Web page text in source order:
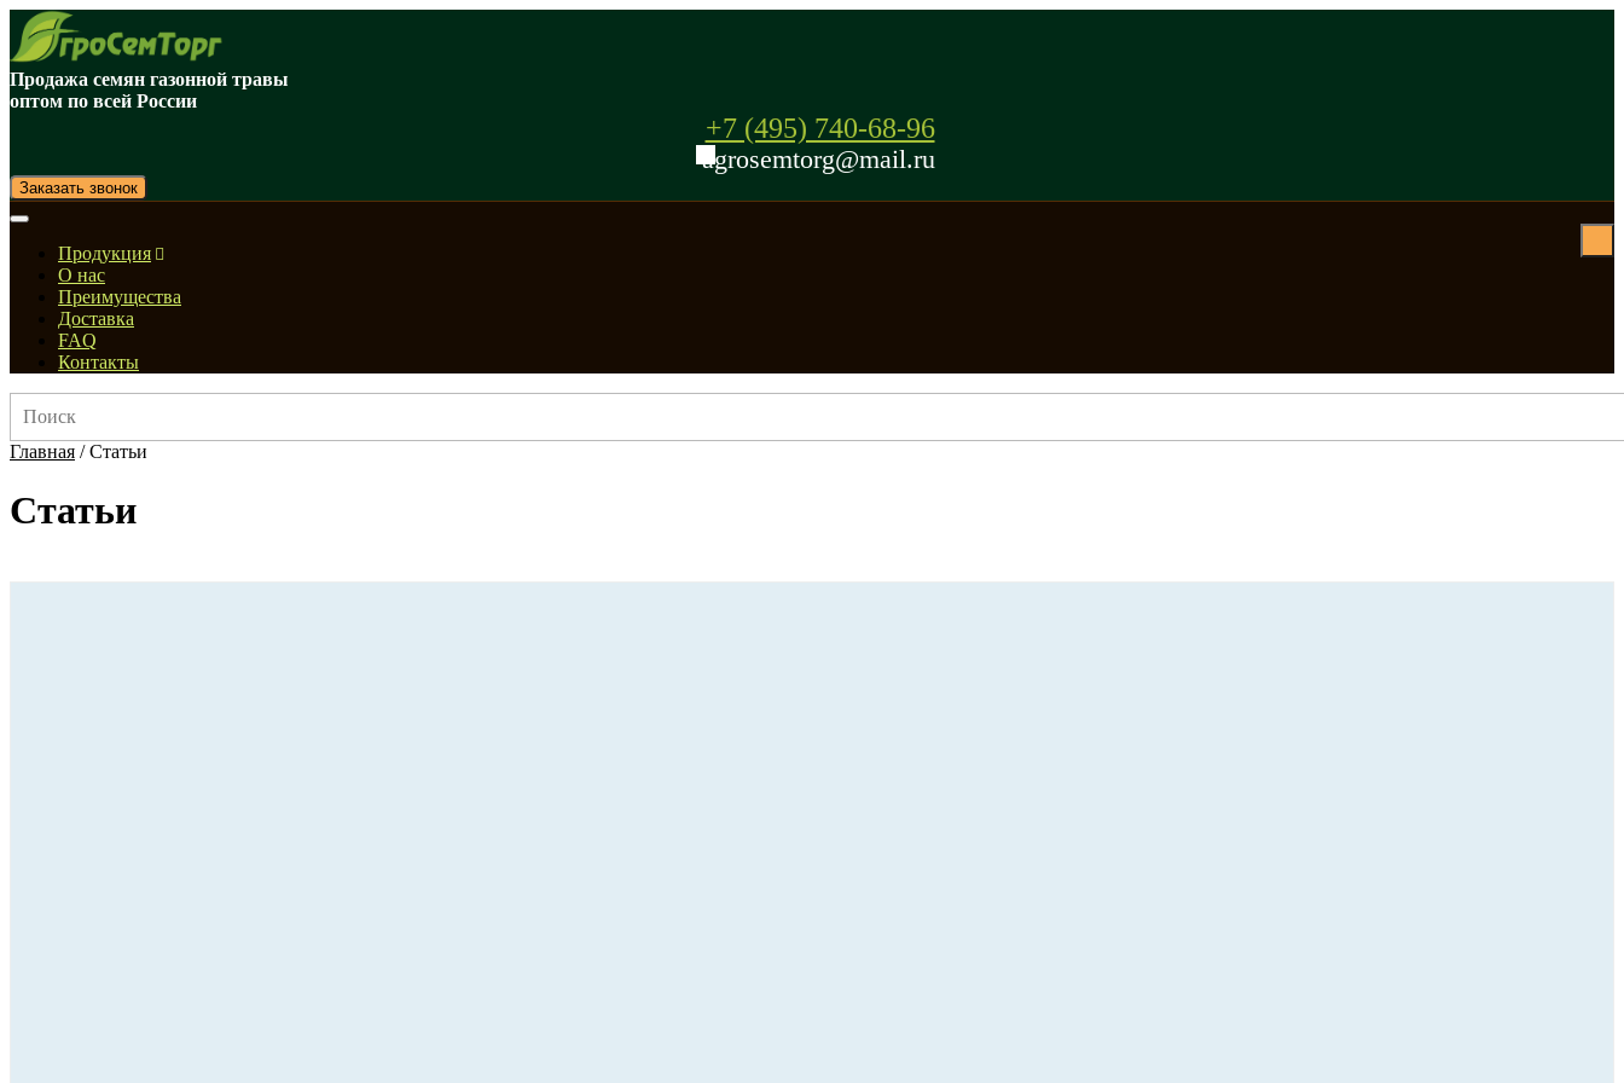
Продажа семян газонной травы
оптом по всей России
+7 (495) 740-68-96
agrosemtorg@mail.ru
Заказать звонок
Продукция
О нас
Преимущества
Доставка
FAQ
Контакты
Главная /Статьи
Статьи